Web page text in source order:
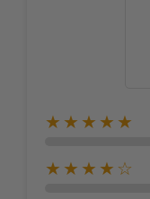
★★★★★
★★★★☆